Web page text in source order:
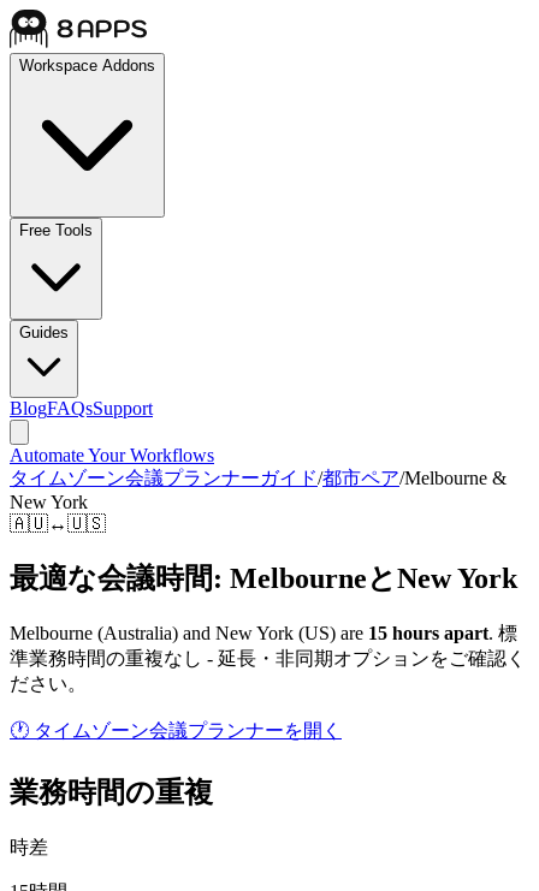
Workspace Addons
Free Tools
Guides
BlogFAQsSupport
Automate Your Workflows
タイムゾーン会議プランナーガイド/都市ペア/Melbourne &
New York
🇦🇺↔🇺🇸
最適な会議時間: MelbourneとNew York
Melbourne (Australia) and New York (US) are 15 hours apart. 標
準業務時間の重複なし - 延長・非同期オプションをご確認く
ださい。
🕐 タイムゾーン会議プランナーを開く
業務時間の重複
時差